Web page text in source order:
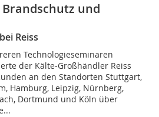
und
Reiss
Technologieseminaren
der Kälte-Großhändler Reiss
an den Standorten Stuttgart,
Hamburg, Leipzig, Nürnberg,
Dortmund und Köln über